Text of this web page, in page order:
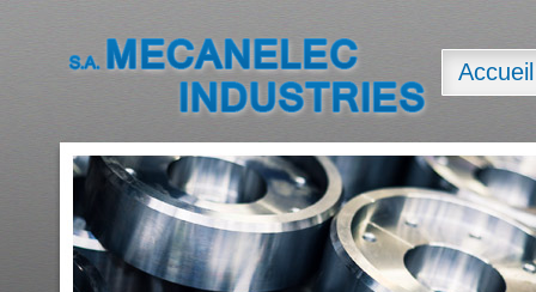
Accueil